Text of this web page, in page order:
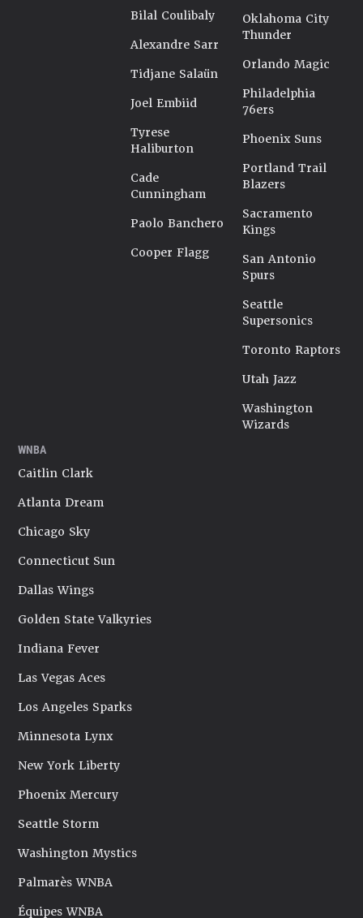
Bilal Coulibaly
Alexandre Sarr
Tidjane Salaün
Joel Embiid
Tyrese
Haliburton
Cade
Cunningham
Paolo Banchero
Cooper Flagg
Oklahoma City
Thunder
Orlando Magic
Philadelphia
76ers
Phoenix Suns
Portland Trail
Blazers
Sacramento
Kings
San Antonio
Spurs
Seattle
Supersonics
Toronto Raptors
Utah Jazz
Washington
Wizards
WNBA
Caitlin Clark
Atlanta Dream
Chicago Sky
Connecticut Sun
Dallas Wings
Golden State Valkyries
Indiana Fever
Las Vegas Aces
Los Angeles Sparks
Minnesota Lynx
New York Liberty
Phoenix Mercury
Seattle Storm
Washington Mystics
Palmarès WNBA
Équipes WNBA